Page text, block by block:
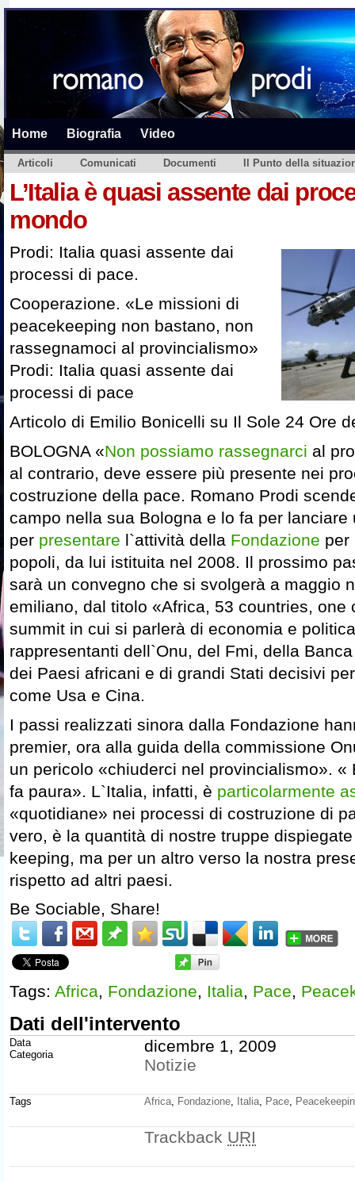
Home Biografia Video
Articoli Comunicati Documenti Il Punto della
L’Italia è quasi assente dai
mondo
Prodi: Italia quasi assente dai
processi di pace.
Cooperazione. «Le missioni di
peacekeeping non bastano, non
rassegnamoci al provincialismo»
Prodi: Italia quasi assente dai
processi di pace
Articolo di Emilio Bonicelli su Il Sole 24 Ore
BOLOGNA «Non possiamo rassegnarci al
al contrario, deve essere più presente nei
costruzione della pace. Romano Prodi
campo nella sua Bologna e lo fa per lanciare
per presentare l`attività della Fondazione per
popoli, da lui istituita nel 2008. Il prossimo
sarà un convegno che si svolgerà a maggio
emiliano, dal titolo «Africa, 53 countries, one
summit in cui si parlerà di economia e
rappresentanti dell`Onu, del Fmi, della
dei Paesi africani e di grandi Stati decisivi
come Usa e Cina.
I passi realizzati sinora dalla Fondazione
premier, ora alla guida della commissione
un pericolo «chiuderci nel provincialismo». «
fa paura». L`Italia, infatti, è particolarmente
«quotidiane» nei processi di costruzione di
vero, è la quantità di nostre truppe
keeping, ma per un altro verso la nostra
rispetto ad altri paesi.
Be Sociable, Share!
Tags: Africa Fondazione Italia Pace
Dati dell'intervento
Data
Categoria
dicembre 1, 2009
Notizie
Tags Africa Fondazione Italia Pace
Trackback URI